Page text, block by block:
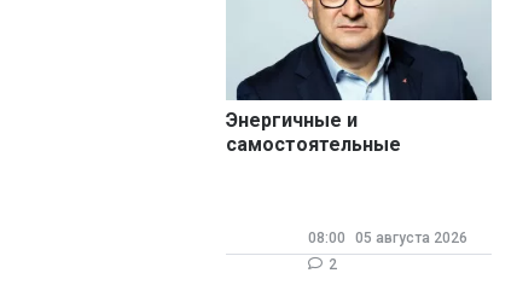
Энергичные и
самостоятельные
08:00
05 августа 2026
2